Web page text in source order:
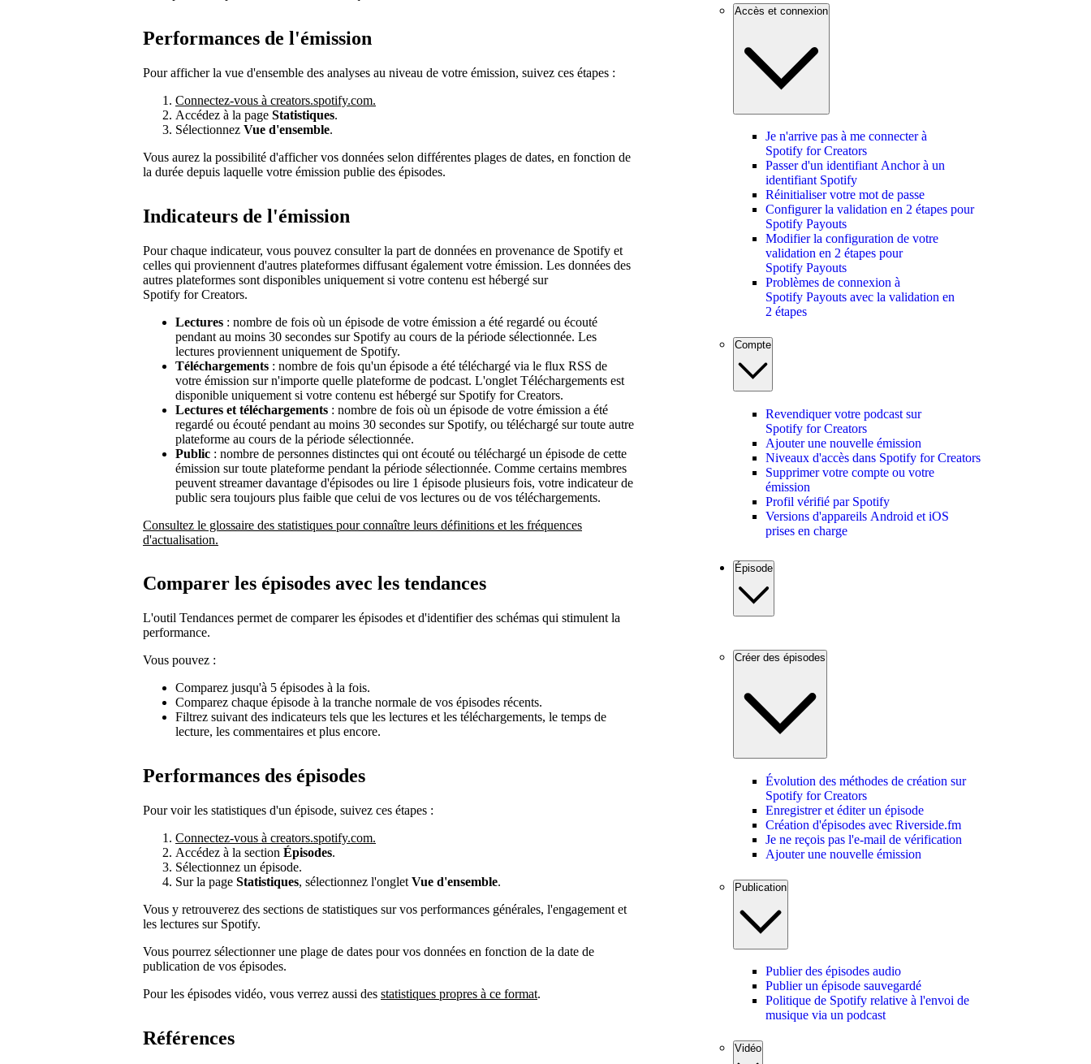
Performances de l'émission
Pour afficher la vue d'ensemble des analyses au niveau de votre émission, suivez ces étapes :
Connectez-vous à creators.spotify.com.
Accédez à la page Statistiques.
Sélectionnez Vue d'ensemble.
Vous aurez la possibilité d'afficher vos données selon différentes plages de dates, en fonction de
la durée depuis laquelle votre émission publie des épisodes.
Indicateurs de l'émission
Pour chaque indicateur, vous pouvez consulter la part de données en provenance de Spotify et
celles qui proviennent d'autres plateformes diffusant également votre émission. Les données des
autres plateformes sont disponibles uniquement si votre contenu est hébergé sur
Spotify for Creators.
Lectures : nombre de fois où un épisode de votre émission a été regardé ou écouté
pendant au moins 30 secondes sur Spotify au cours de la période sélectionnée. Les
lectures proviennent uniquement de Spotify.
Téléchargements : nombre de fois qu'un épisode a été téléchargé via le flux RSS de
votre émission sur n'importe quelle plateforme de podcast. L'onglet Téléchargements est
disponible uniquement si votre contenu est hébergé sur Spotify for Creators.
Lectures et téléchargements : nombre de fois où un épisode de votre émission a été
regardé ou écouté pendant au moins 30 secondes sur Spotify, ou téléchargé sur toute autre
plateforme au cours de la période sélectionnée.
Public : nombre de personnes distinctes qui ont écouté ou téléchargé un épisode de cette
émission sur toute plateforme pendant la période sélectionnée. Comme certains membres
peuvent streamer davantage d'épisodes ou lire 1 épisode plusieurs fois, votre indicateur de
public sera toujours plus faible que celui de vos lectures ou de vos téléchargements.
Consultez le glossaire des statistiques pour connaître leurs définitions et les fréquences
d'actualisation.
Comparer les épisodes avec les tendances
L'outil Tendances permet de comparer les épisodes et d'identifier des schémas qui stimulent la
performance.
Vous pouvez :
Comparez jusqu'à 5 épisodes à la fois.
Comparez chaque épisode à la tranche normale de vos épisodes récents.
Filtrez suivant des indicateurs tels que les lectures et les téléchargements, le temps de
lecture, les commentaires et plus encore.
Performances des épisodes
Pour voir les statistiques d'un épisode, suivez ces étapes :
Connectez-vous à creators.spotify.com.
Accédez à la section Épisodes.
Sélectionnez un épisode.
Sur la page Statistiques, sélectionnez l'onglet Vue d'ensemble.
Vous y retrouverez des sections de statistiques sur vos performances générales, l'engagement et
les lectures sur Spotify.
Vous pourrez sélectionner une plage de dates pour vos données en fonction de la date de
publication de vos épisodes.
Pour les épisodes vidéo, vous verrez aussi des statistiques propres à ce format.
Références
Accès et connexion
Je n'arrive pas à me connecter à
Spotify for Creators
Passer d'un identifiant Anchor à un
identifiant Spotify
Réinitialiser votre mot de passe
Configurer la validation en 2 étapes pour
Spotify Payouts
Modifier la configuration de votre
validation en 2 étapes pour
Spotify Payouts
Problèmes de connexion à
Spotify Payouts avec la validation en
2 étapes
Compte
Revendiquer votre podcast sur
Spotify for Creators
Ajouter une nouvelle émission
Niveaux d'accès dans Spotify for Creators
Supprimer votre compte ou votre
émission
Profil vérifié par Spotify
Versions d'appareils Android et iOS
prises en charge
Épisode
Créer des épisodes
Évolution des méthodes de création sur
Spotify for Creators
Enregistrer et éditer un épisode
Création d'épisodes avec Riverside.fm
Je ne reçois pas l'e-mail de vérification
Ajouter une nouvelle émission
Publication
Publier des épisodes audio
Publier un épisode sauvegardé
Politique de Spotify relative à l'envoi de
musique via un podcast
Vidéo